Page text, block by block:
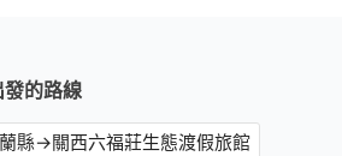
的路線
縣→關西六福莊生態渡假旅館